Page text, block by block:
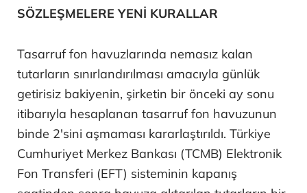
SÖZLEŞMELERE YENİ KURALLAR
Tasarruf fon havuzlarında nemasız kalan
tutarların sınırlandırılması amacıyla günlük
getirisiz bakiyenin, şirketin bir önceki ay sonu
itibarıyla hesaplanan tasarruf fon havuzunun
binde 2'sini aşmaması kararlaştırıldı. Türkiye
Cumhuriyet Merkez Bankası (TCMB) Elektronik
Fon Transferi (EFT) sisteminin kapanış